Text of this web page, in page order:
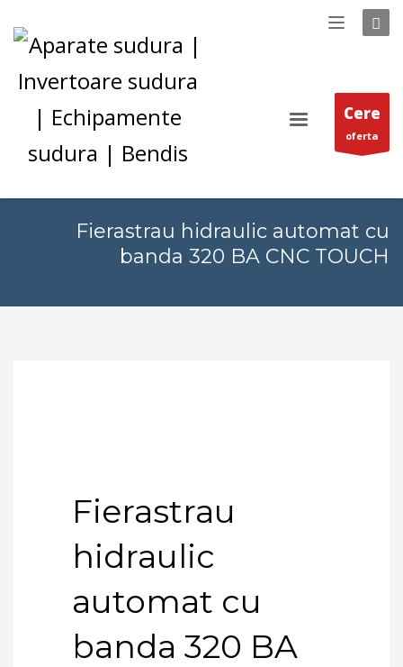
Cere
oferta
Fierastrau hidraulic automat cu
banda 320 BA CNC TOUCH
Fierastrau
hidraulic
automat cu
banda 320 BA